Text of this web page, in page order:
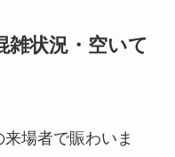
雑状況・空いて
場者で賑わいま